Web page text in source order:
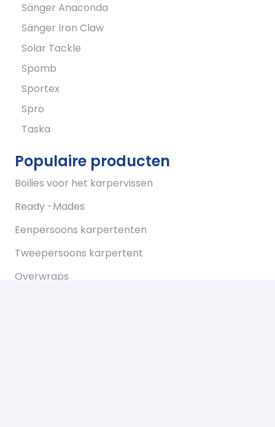
Sänger Anaconda
Sänger Iron Claw
Solar Tackle
Spomb
Sportex
Spro
Taska
Populaire producten
Boilies voor het karpervissen
Ready -Mades
Eenpersoons karpertenten
Tweepersoons karpertent
Overwraps